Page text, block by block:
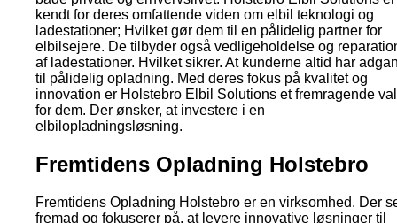
kendt for deres omfattende viden om elbil teknologi og
ladestationer; Hvilket gør dem til en pålidelig partner for
elbilsejere. De tilbyder også vedligeholdelse og
af ladestationer. Hvilket sikrer. At kunderne altid har
til pålidelig opladning. Med deres fokus på kvalitet og
innovation er Holstebro Elbil Solutions et fremragende
for dem. Der ønsker, at investere i en
elbilopladningsløsning.
Fremtidens Opladning Holstebro
Fremtidens Opladning Holstebro er en virksomhed. Der
fremad og fokuserer på, at levere innovative løsninger til